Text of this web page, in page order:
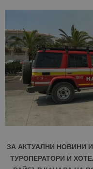
ЗА АКТУАЛНИ НОВИНИ
ТУРОПЕРАТОРИ И